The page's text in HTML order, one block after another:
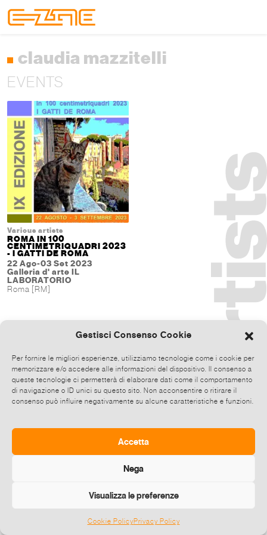
Gestisci Consenso Cookie
Per fornire le migliori esperienze, utilizziamo tecnologie come i cookie per
memorizzare e/o accedere alle informazioni del dispositivo. Il consenso a
queste tecnologie ci permetterà di elaborare dati come il comportamento
di navigazione o ID unici su questo sito. Non acconsentire o ritirare il
consenso può influire negativamente su alcune caratteristiche e funzioni.
Accetta
Nega
Visualizza le preferenze
Cookie PolicyPrivacy Policy
claudia mazzitelli
EVENTS
Various artists
ROMA IN 100
CENTIMETRIQUADRI 2023
- I GATTI DE ROMA
22 Ago-03 Set 2023
Galleria d' arte IL
LABORATORIO
Roma [RM]
©2026 E-zine